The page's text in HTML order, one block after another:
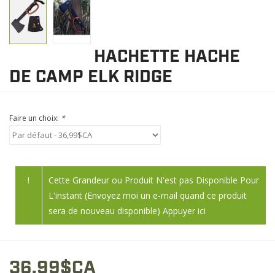
HACHETTE HACHE
DE CAMP ELK RIDGE
Faire un choix: *
!
Cette Grandeur ou Produit N'est pas Disponible Pour
L'instant (Envoyez moi un e-mail quand ce produit
sera de nouveau disponible) Appuyer ici
36,99$CA